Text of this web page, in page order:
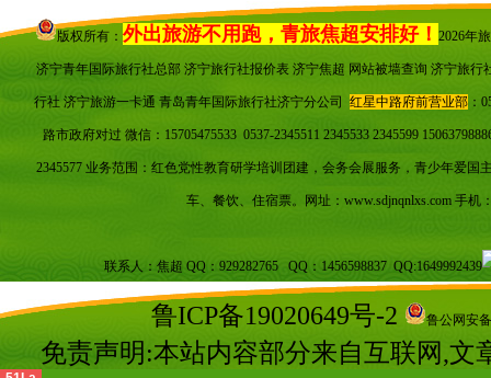
版权所有： 外出旅游不用跑，青旅焦超安排好！ 2026年
济宁青年国际旅行社总部 济宁旅行社报价表 济宁焦超 网站被墙查询 济宁旅行
行社 济宁旅游一卡通 青岛青年国际旅行社济宁分公司 红星中路府前营业部：
路市政府对过 微信：15705475533 0537-2345511 2345533 2345599
2345577 业务范围：红色党性教育研学培训团建，会务会展服务，青少年爱国
车、餐饮、住宿票。 网址： www.sdjnqnlxs.com手机
联系人：焦超 QQ：929282765 QQ：1456598837 QQ:1649992439
鲁ICP备19020649号-2 鲁公网安
免责声明:本站内容部分来自互联网,文